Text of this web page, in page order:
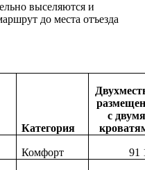
выселяются и
до места отъезда
Категория
с двумя
Комфорт 91